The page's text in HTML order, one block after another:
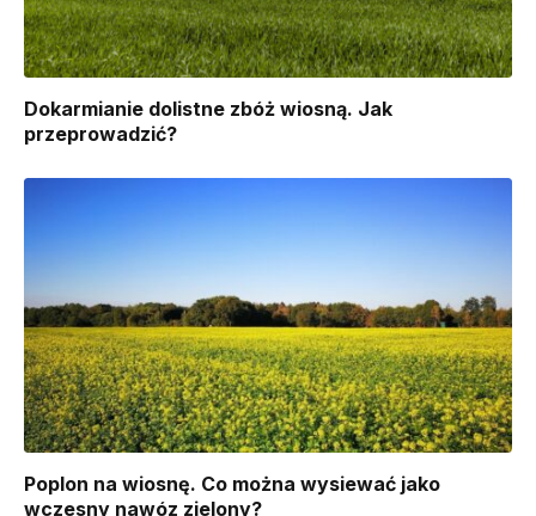
Dokarmianie dolistne zbóż wiosną. Jak
przeprowadzić?
Poplon na wiosnę. Co można wysiewać jako
wczesny nawóz zielony?